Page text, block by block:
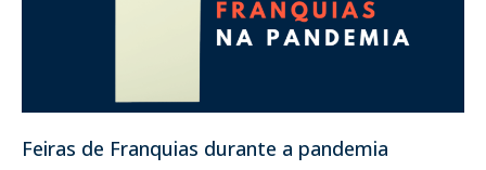
Feiras de Franquias durante a pandemia